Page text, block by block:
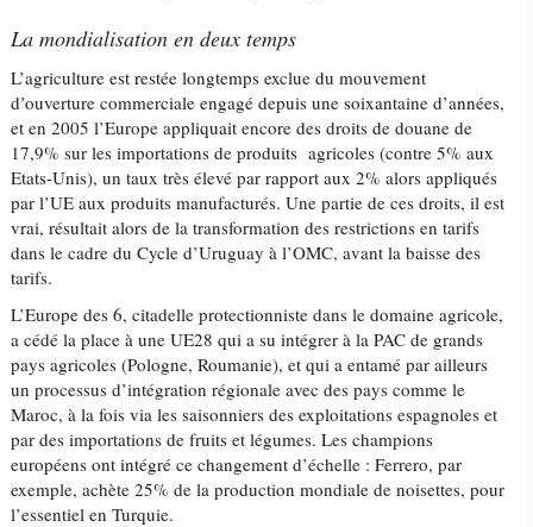
La mondialisation en deux temps
L’agriculture est restée longtemps exclue du mouvement
d’ouverture commerciale engagé depuis une soixantaine d’années,
et en 2005 l’Europe appliquait encore des droits de douane de
17,9% sur les importations de produits agricoles (contre 5% aux
Etats-Unis), un taux très élevé par rapport aux 2% alors appliqués
par l’UE aux produits manufacturés. Une partie de ces droits, il est
vrai, résultait alors de la transformation des restrictions en tarifs
dans le cadre du Cycle d’Uruguay à l’OMC, avant la baisse des
tarifs.
L’Europe des 6, citadelle protectionniste dans le domaine agricole,
a cédé la place à une UE28 qui a su intégrer à la PAC de grands
pays agricoles (Pologne, Roumanie), et qui a entamé par ailleurs
un processus d’intégration régionale avec des pays comme le
Maroc, à la fois via les saisonniers des exploitations espagnoles et
par des importations de fruits et légumes. Les champions
européens ont intégré ce changement d’échelle : Ferrero, par
exemple, achète 25% de la production mondiale de noisettes, pour
l’essentiel en Turquie.